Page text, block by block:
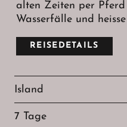
alten Zeiten per
Wasserfälle und
REISEDETAILS
Island
7 Tage